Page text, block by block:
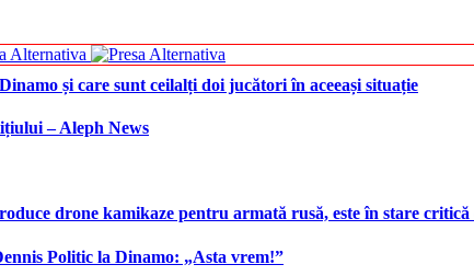
și care sunt ceilalți doi jucători în aceeași situație
– Aleph News
drone kamikaze pentru armată rusă, este în stare critică
Politic la Dinamo: „Asta vrem!”